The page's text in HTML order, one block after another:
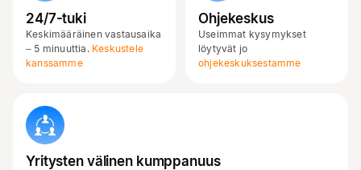
24/7-tuki
Keskimääräinen vastausaika
– 5 minuuttia. Keskustele
kanssamme
Ohjekeskus
Useimmat kysymykset
löytyvät jo
ohjekeskuksestamme
Yritysten välinen kumppanuus